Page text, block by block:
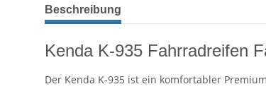
Beschreibung
Kenda K-935 Fahrradreifen
Der Kenda K-935 ist ein komfortabler